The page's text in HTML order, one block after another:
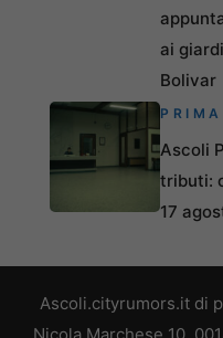
ai
Bolivar
Ascoli
tributi:
17
Ascoli.cityrumors.it di